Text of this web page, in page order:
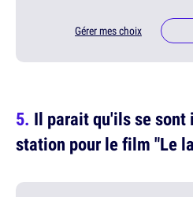
Gérer mes choix
Il parait qu'ils se sont
station pour le film "Le